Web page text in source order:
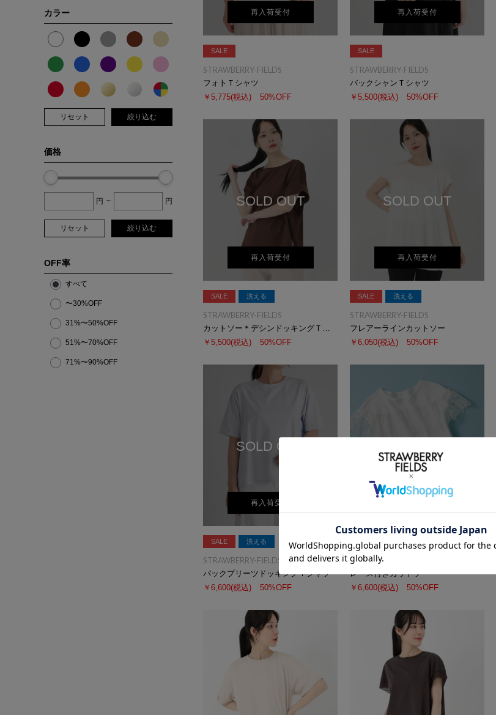
カラー
リセット 絞り込む
価格
円 ~ 円
リセット 絞り込む
OFF率
すべて
〜30%OFF
31%〜50%OFF
51%〜70%OFF
71%〜90%OFF
再入荷受付
SALE
STRAWBERRY-FIELDS
フォトＴシャツ
￥5,775(税込) 50%OFF
再入荷受付
SALE
STRAWBERRY-FIELDS
バックシャンＴシャツ
￥5,500(税込) 50%OFF
SOLD OUT
再入荷受付
SALE 洗える
STRAWBERRY-FIELDS
カットソー＊デシンドッキングＴシャツ
￥5,500(税込) 50%OFF
SOLD OUT
再入荷受付
SALE 洗える
STRAWBERRY-FIELDS
フレアーラインカットソー
￥6,050(税込) 50%OFF
SOLD OUT
再入荷受付
SALE 洗える
STRAWBERRY-FIELDS
バックプリーツドッキングＴシャツ
￥6,600(税込) 50%OFF
SALE 洗える
STRAWBERRY-FIELDS
レース付きカットソー
￥6,600(税込) 50%OFF